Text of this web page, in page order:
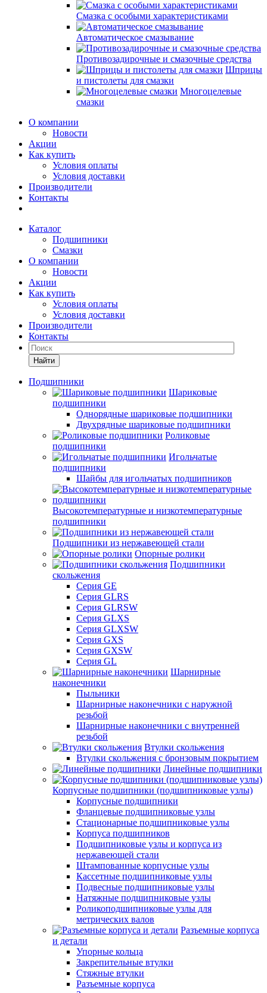
Смазка с особыми характеристиками
Автоматическое смазывание
Противозадирочные и смазочные средства
Шприцы
и пистолеты для смазки
Многоцелевые
смазки
О компании
Новости
Акции
Как купить
Условия оплаты
Условия доставки
Производители
Контакты
Каталог
Подшипники
Смазки
О компании
Новости
Акции
Как купить
Условия оплаты
Условия доставки
Производители
Контакты
Найти
Подшипники
Шариковые
подшипники
Однорядные шариковые подшипники
Двухрядные шариковые подшипники
Роликовые
подшипники
Игольчатые
подшипники
Шайбы для игольчатых подшипников
Высокотемпературные и низкотемпературные
подшипники
Подшипники из нержавеющей стали
Опорные ролики
Подшипники
скольжения
Серия GE
Серия GLRS
Серия GLRSW
Серия GLXS
Серия GLXSW
Серия GXS
Серия GXSW
Серия GL
Шарнирные
наконечники
Пыльники
Шарнирные наконечники с наружной
резьбой
Шарнирные наконечники с внутренней
резьбой
Втулки скольжения
Втулки скольжения с бронзовым покрытием
Линейные подшипники
Корпусные подшипники (подшипниковые узлы)
Корпусные подшипники
Фланцевые подшипниковые узлы
Стационарные подшипниковые узлы
Корпуса подшипников
Подшипниковые узлы и корпуса из
нержавеющей стали
Штампованные корпусные узлы
Кассетные подшипниковые узлы
Подвесные подшипниковые узлы
Натяжные подшипниковые узлы
Роликоподшипниковые узлы для
метрических валов
Разъемные корпуса
и детали
Упорные кольца
Закрепительные втулки
Стяжные втулки
Разъемные корпуса